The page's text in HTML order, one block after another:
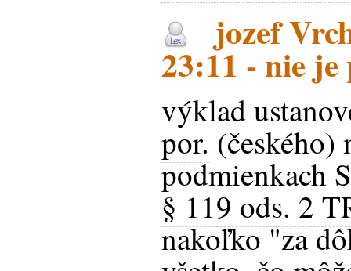
jozef
23:11 - nie
výklad
por.
podmienkach
§ 119 ods. 2
nakoľko "za